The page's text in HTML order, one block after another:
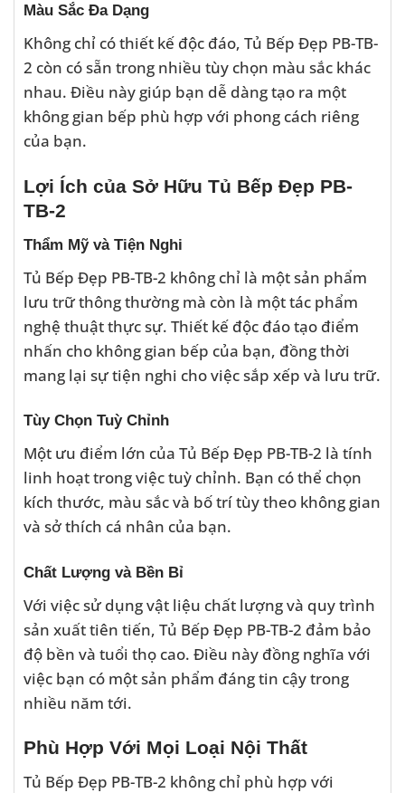
Màu Sắc Đa Dạng
Không chỉ có thiết kế độc đáo, Tủ Bếp Đẹp PB-TB-
2 còn có sẵn trong nhiều tùy chọn màu sắc khác
nhau. Điều này giúp bạn dễ dàng tạo ra một
không gian bếp phù hợp với phong cách riêng
của bạn.
Lợi Ích của Sở Hữu Tủ Bếp Đẹp PB-
TB-2
Thẩm Mỹ và Tiện Nghi
Tủ Bếp Đẹp PB-TB-2 không chỉ là một sản phẩm
lưu trữ thông thường mà còn là một tác phẩm
nghệ thuật thực sự. Thiết kế độc đáo tạo điểm
nhấn cho không gian bếp của bạn, đồng thời
mang lại sự tiện nghi cho việc sắp xếp và lưu trữ.
Tùy Chọn Tuỳ Chỉnh
Một ưu điểm lớn của Tủ Bếp Đẹp PB-TB-2 là tính
linh hoạt trong việc tuỳ chỉnh. Bạn có thể chọn
kích thước, màu sắc và bố trí tùy theo không gian
và sở thích cá nhân của bạn.
Chất Lượng và Bền Bỉ
Với việc sử dụng vật liệu chất lượng và quy trình
sản xuất tiên tiến, Tủ Bếp Đẹp PB-TB-2 đảm bảo
độ bền và tuổi thọ cao. Điều này đồng nghĩa với
việc bạn có một sản phẩm đáng tin cậy trong
nhiều năm tới.
Phù Hợp Với Mọi Loại Nội Thất
Tủ Bếp Đẹp PB-TB-2 không chỉ phù hợp với